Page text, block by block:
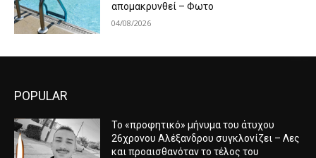
απομακρυνθεί – Φωτο
04/08/2026
POPULAR
Το «προφητικό» μήνυμα του άτυχου
26χρονου Αλέξανδρου συγκλονίζει – Λες
και προαισθανόταν το τέλος του